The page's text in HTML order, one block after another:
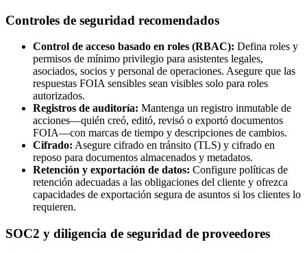
Controles de seguridad recomendados
Control de acceso basado en roles (RBAC): Defina roles y
permisos de mínimo privilegio para asistentes legales,
asociados, socios y personal de operaciones. Asegure que las
respuestas FOIA sensibles sean visibles solo para roles
autorizados.
Registros de auditoría: Mantenga un registro inmutable de
acciones—quién creó, editó, revisó o exportó documentos
FOIA—con marcas de tiempo y descripciones de cambios.
Cifrado: Asegure cifrado en tránsito (TLS) y cifrado en
reposo para documentos almacenados y metadatos.
Retención y exportación de datos: Configure políticas de
retención adecuadas a las obligaciones del cliente y ofrezca
capacidades de exportación segura de asuntos si los clientes lo
requieren.
SOC2 y diligencia de seguridad de proveedores